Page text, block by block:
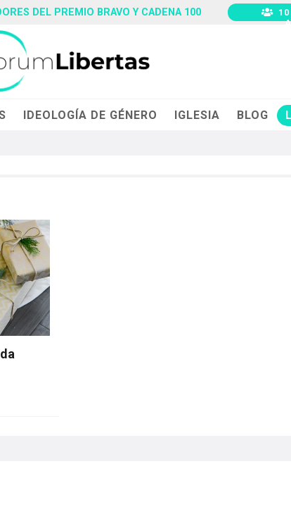
DEL PREMIO BRAVO Y CADENA 100
IDEOLOGÍA DE GÉNERO IGLESIA BLOG